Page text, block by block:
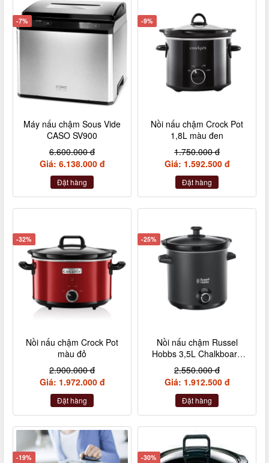
-7%
Máy nấu chậm Sous Vide
CASO SV900
6.600.000 đ
Giá: 6.138.000 đ
Đặt hàng
-9%
Nồi nấu chậm Crock Pot
1,8L màu đen
1.750.000 đ
Giá: 1.592.500 đ
Đặt hàng
-32%
Nồi nấu chậm Crock Pot
màu đỏ
2.900.000 đ
Giá: 1.972.000 đ
Đặt hàng
-25%
Nồi nấu chậm Russel
Hobbs 3,5L Chalkboard
màu đen
2.550.000 đ
Giá: 1.912.500 đ
Đặt hàng
-19% -30%